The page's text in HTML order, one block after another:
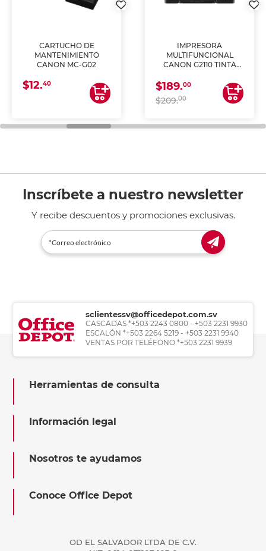
CARTUCHO DE
MANTENIMIENTO
CANON MC-G02
$12.40
IMPRESORA
MULTIFUNCIONAL
CANON G2110 TINTA
$189.00
$209.00
Inscríbete a nuestro newsletter
Y recibe descuentos y promociones exclusivas.
sclientessv@officedepot.com.sv
CASCADAS *+503 2243 0800 - +503 2231 9930
ESCALÓN *+503 2264 5219 - +503 2231 9940
VENTAS POR TELÉFONO *+503 2231 9939
Herramientas de consulta
Información legal
Nosotros te ayudamos
Conoce Office Depot
OD EL SALVADOR LTDA DE C.V.